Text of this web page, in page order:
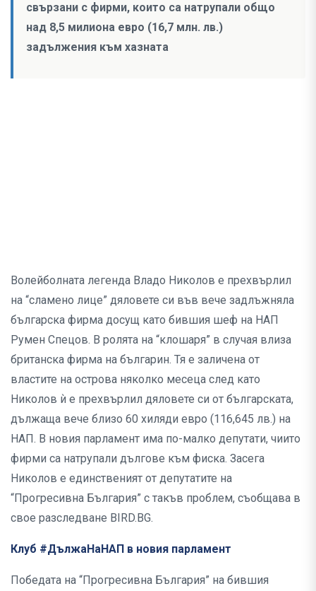
свързани с фирми, които са натрупали общо
над 8,5 милиона евро (16,7 млн. лв.)
задължения към хазната
Волейболната легенда Владо Николов е прехвърлил
на “сламено лице” дяловете си във вече задлъжняла
българска фирма досущ като бившия шеф на НАП
Румен Спецов. В ролята на “клошаря” в случая влиза
британска фирма на българин. Тя е заличена от
властите на острова няколко месеца след като
Николов ѝ е прехвърлил дяловете си от българската,
дължаща вече близо 60 хиляди евро (116,645 лв.) на
НАП. В новия парламент има по-малко депутати, чиито
фирми са натрупали дългове към фиска. Засега
Николов е единственият от депутатите на
“Прогресивна България” с такъв проблем, съобщава в
свое разследване BIRD.BG.
Клуб #ДължаНаНАП в новия парламент
Победата на “Прогресивна България” на бившия